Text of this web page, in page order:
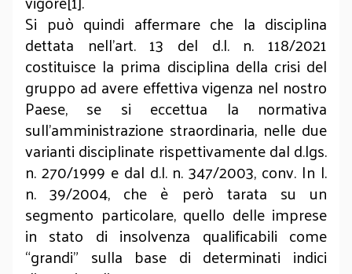
Si può quindi affermare che la disciplina
dettata nell’art. 13 del d.l. n. 118/2021
costituisce la prima disciplina della crisi del
gruppo ad avere effettiva vigenza nel nostro
Paese, se si eccettua la normativa
sull’amministrazione straordinaria, nelle due
varianti disciplinate rispettivamente dal d.lgs.
n. 270/1999 e dal d.l. n. 347/2003, conv. In l.
n. 39/2004, che è però tarata su un
segmento particolare, quello delle imprese
in stato di insolvenza qualificabili come
“grandi” sulla base di determinati indici